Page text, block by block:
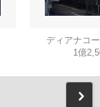
ディアナコ
1億